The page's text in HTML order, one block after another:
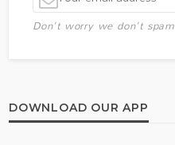
Don't worry we don't spam
DOWNLOAD OUR APP